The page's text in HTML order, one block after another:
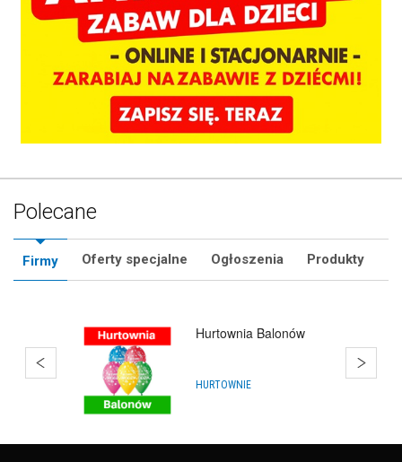
Polecane
Firmy Oferty specjalne Ogłoszenia Produkty
Q'Joy - Bańki Mydlane
ARTYKUŁY NA IMPREZY